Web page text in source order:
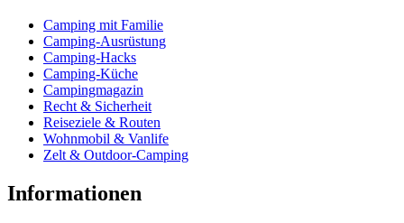
Camping mit Familie
Camping-Ausrüstung
Camping-Hacks
Camping-Küche
Campingmagazin
Recht & Sicherheit
Reiseziele & Routen
Wohnmobil & Vanlife
Zelt & Outdoor-Camping
Informationen